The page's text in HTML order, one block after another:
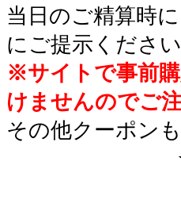
当日のご精算時
にご提示ください
※サイトで事前
けませんのでご
その他クーポン
★ ★